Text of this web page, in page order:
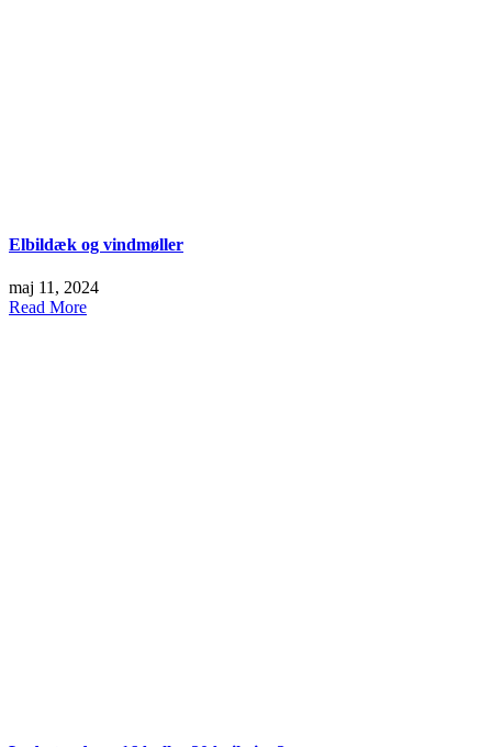
Elbildæk og vindmøller
maj 11, 2024
Read More